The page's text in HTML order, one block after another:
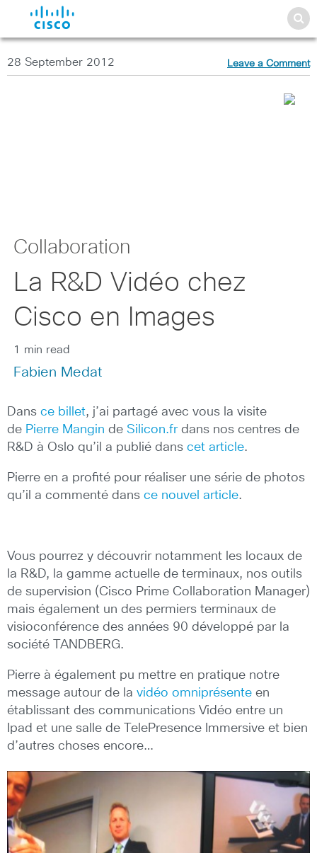
28 September 2012 Leave a Comment
Collaboration
La R&D Vidéo chez
Cisco en Images
1 min read
Fabien Medat
Dans ce billet, j’ai partagé avec vous la visite
de Pierre Mangin de Silicon.frdans nos centres de
R&D à Oslo qu’il a publié dans cet article.
Pierre en a profité pour réaliser une série de photos
qu’il a commenté dans ce nouvel article.
Vous pourrez y découvrir notamment les locaux de
la R&D, la gamme actuelle de terminaux, nos outils
de supervision (Cisco Prime Collaboration Manager)
mais également un des permiers terminaux de
visioconférence des années 90 développé par la
société TANDBERG.
Pierre à également pu mettre en pratique notre
message autour de la vidéo omniprésente en
établissant des communications Vidéo entre un
Ipad et une salle de TelePresence Immersive et bien
d’autres choses encore…